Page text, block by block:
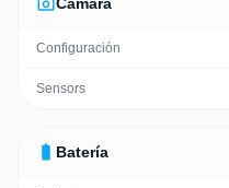
Configuración
Sensors
battery_full Batería